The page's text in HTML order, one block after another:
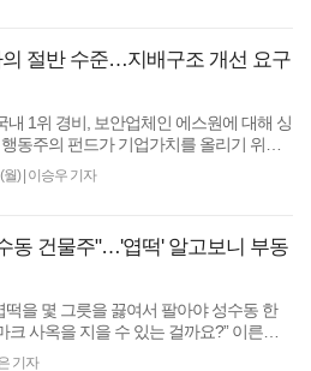
절반 수준…지배구조 개선 요구
내 1위 경비, 보안업체인 에스원에 대해 싱
동주의 펀드가 기업가치를 올리기 위해
구조 개선을 요구한 것으로 나타났다. 투
월)| 이승우 기자
동 건물주"…'엽떡' 알고보니 부동
떡을 몇 그릇을 끓여서 팔아야 성수동 한
사옥을 지을 수 있는 걸까요?” 이른바
로 더 널리 불리는..
기자